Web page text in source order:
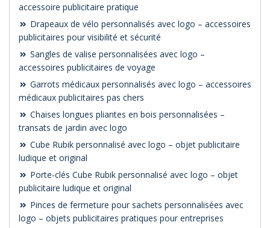
accessoire publicitaire pratique
Drapeaux de vélo personnalisés avec logo – accessoires
publicitaires pour visibilité et sécurité
Sangles de valise personnalisées avec logo –
accessoires publicitaires de voyage
Garrots médicaux personnalisés avec logo – accessoires
médicaux publicitaires pas chers
Chaises longues pliantes en bois personnalisées –
transats de jardin avec logo
Cube Rubik personnalisé avec logo – objet publicitaire
ludique et original
Porte-clés Cube Rubik personnalisé avec logo – objet
publicitaire ludique et original
Pinces de fermeture pour sachets personnalisées avec
logo – objets publicitaires pratiques pour entreprises